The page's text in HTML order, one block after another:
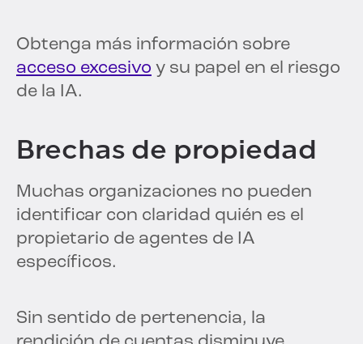
Obtenga más información sobre
acceso excesivo y su papel en el riesgo
de la IA.
Brechas de propiedad
Muchas organizaciones no pueden
identificar con claridad quién es el
propietario de agentes de IA
específicos.
Sin sentido de pertenencia, la